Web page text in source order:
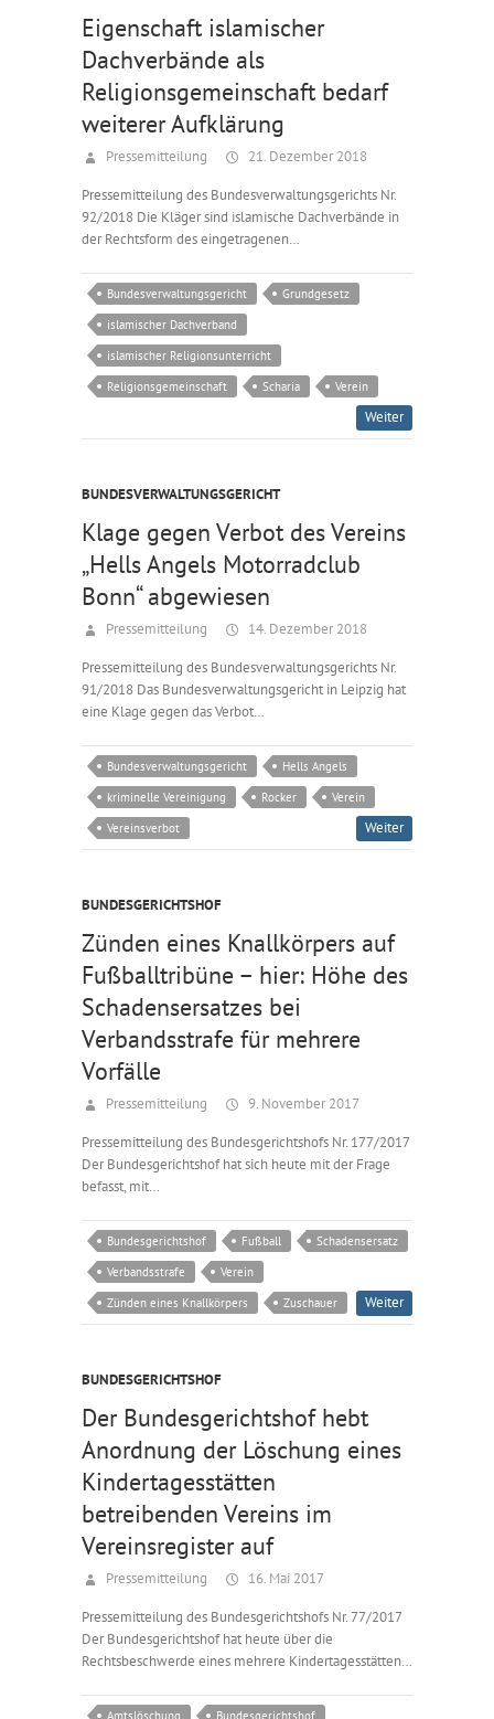
Eigenschaft islamischer
Dachverbände als
Religionsgemeinschaft bedarf
weiterer Aufklärung
Pressemitteilung 21. Dezember 2018
Pressemitteilung des Bundesverwaltungsgerichts Nr.
92/2018 Die Kläger sind islamische Dachverbände in
der Rechtsform des eingetragenen…
Bundesverwaltungsgericht
Grundgesetz
islamischer Dachverband
islamischer Religionsunterricht
Religionsgemeinschaft
Scharia Verein
Weiter
BUNDESVERWALTUNGSGERICHT
Klage gegen Verbot des Vereins
„Hells Angels Motorradclub
Bonn“ abgewiesen
Pressemitteilung 14. Dezember 2018
Pressemitteilung des Bundesverwaltungsgerichts Nr.
91/2018 Das Bundesverwaltungsgericht in Leipzig hat
eine Klage gegen das Verbot…
Bundesverwaltungsgericht
Hells Angels
kriminelle Vereinigung
Rocker
Verein
Vereinsverbot
Weiter
BUNDESGERICHTSHOF
Zünden eines Knallkörpers auf
Fußballtribüne – hier: Höhe des
Schadensersatzes bei
Verbandsstrafe für mehrere
Vorfälle
Pressemitteilung 9. November 2017
Pressemitteilung des Bundesgerichtshofs Nr. 177/2017
Der Bundesgerichtshof hat sich heute mit der Frage
befasst, mit…
Bundesgerichtshof Fußball
Schadensersatz
Verbandsstrafe
Verein
Zünden eines Knallkörpers
Zuschauer Weiter
BUNDESGERICHTSHOF
Der Bundesgerichtshof hebt
Anordnung der Löschung eines
Kindertagesstätten
betreibenden Vereins im
Vereinsregister auf
Pressemitteilung 16. Mai 2017
Pressemitteilung des Bundesgerichtshofs Nr. 77/2017
Der Bundesgerichtshof hat heute über die
Rechtsbeschwerde eines mehrere Kindertagesstätten…
Amtslöschung Bundesgerichtshof